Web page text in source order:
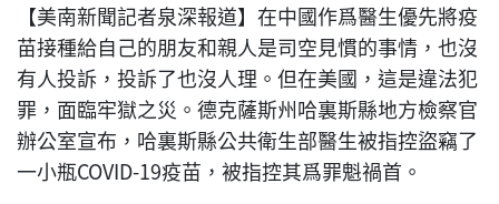
【美南新聞記者泉深報道】在中國作爲醫生優先將疫
苗接種給自己的朋友和親人是司空見慣的事情，也沒
有人投訴，投訴了也沒人理。但在美國，這是違法犯
罪，面臨牢獄之災。德克薩斯州哈裏斯縣地方檢察官
辦公室宣布，哈裏斯縣公共衛生部醫生被指控盜竊了
一小瓶COVID-19疫苗，被指控其爲罪魁禍首。